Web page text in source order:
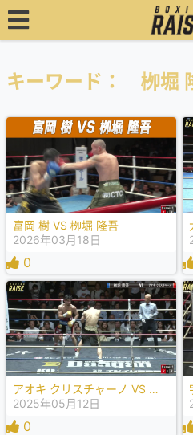
キーワード： 栁堀
富岡 樹 VS 栁堀 隆吾
2026年03月18日
0
アオキ クリスチャーノ VS 栁堀 隆吾
2025年05月12日
0